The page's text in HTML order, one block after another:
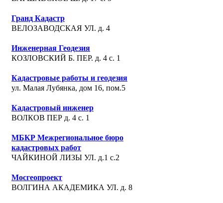
Гранд Кадастр
ВЕЛОЗАВОДСКАЯ УЛ. д. 4
Инженерная Геодезия
КОЗЛОВСКИЙ Б. ПЕР. д. 4 с. 1
Кадастровые работы и геодезия
ул. Малая Лубянка, дом 16, пом.5
Кадастровый инженер
ВОЛКОВ ПЕР д. 4 с. 1
МБКР Межрегиональное бюро
кадастровых работ
ЧАЙКИНОЙ ЛИЗЫ УЛ. д.1 с.2
Мосгеопроект
ВОЛГИНА АКАДЕМИКА УЛ. д. 8